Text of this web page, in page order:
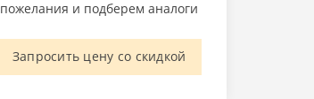
пожелания и подберем аналоги
Запросить цену со скидкой